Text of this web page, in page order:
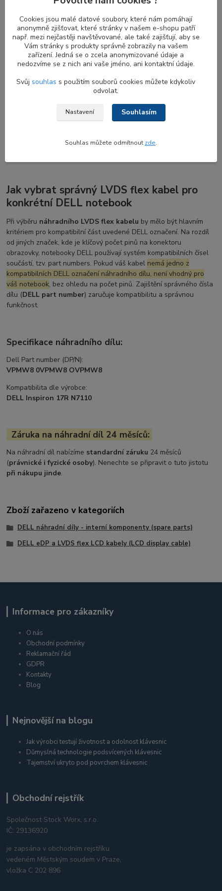
Různé typy flex kabelu pro rozdílné
varianty DELL displaye
Různé verzeLVDS (Low Voltage Differential Signaling)flex
kabelů jsou určeny pro konkrétní modely notebooků. Například
notebooky s dotykovou obrazovkou vyžadují jiný
obrazovky také určuje typ potřebnéhoLVDS kabelu
displej obvykle vyžaduje kabel s vyšší hustotou vestavěných
1366 x 768. Navíc notebooky s vestavěnými webkamerami mohou
Jak vybrat správný LVDS flex kabel pro
konkrétní DELL notebook
Při výběru náhradního LVDS flex kabelu by mělo být hlavním
kritériem pro kompatibilní část uvedené DELL označení. Na rozdíl
od jiných značek, kde je klíčový počet pinů na konektoru
obrazovky, notebooky DELL používají systém kompatibilních čísel
součástí, tzv. part numbers. Pokud váš kabel nemá jedno z
kompatibilních DELL označení náhradního dílu, není vhodný pro
váš notebook, bez ohledu na počet pinů. Zajištění správného čísla
dílu (DELL part number) zaručuje kompatibilitu a správnou
funkčnost.
Specifikace náhradního dílu:
Dell Part number (DP/N):
VPMW8 0VPMW8 OVPMW8
Kompatibilita dle výrobce:
DELL Inspiron 17R N7110
Záruka na náhradní díl 24 měsíců:
Na náhradní díl nabízíme standardní záruku 24 měsíců
(právnické i fyzické osoby). Nenechte se připravit o tuto jistotu
při nákupu jinde.
Zboží zařazeno v kategoriích
DELL náhradní díly - interní komponenty (spare parts)
DELL eDP a LVDS flex LCD kabely (LCD display cable)
Informace pro zákazníky
O nás
Obchodní podmínky
Reklamační řád
GDPR
Kontakty
Blog
Nejnovější na blogu
Jak výrobci testují životnost a odolnost klávesnic
Důmyslná technologie podsvícených klávesnic
Tajemství ukryto pod povrchem klávesnic
Obchodní rejstřík
Společnost Stock Worx, s.r.o.
IČ: 29136920
je zapsána v obchodním rejstříku
vedeném Městským soudem v Praze,
vložka C 202 896
Cookies jsou malé datové soubory, které nám pomáhají
anonymně zjišťovat, které stránky v našem e-shopu patří
např. mezi nejčastěji navštěvované, ale také zajišťují, aby se
Vám stránky s produkty správně zobrazily na vašem
zařízení. Jedná se o zcela anonymizované údaje a
nedozvíme se z nich ani vaše jméno, ani kontaktní údaje.
Svůj souhlas s použitím souborů cookies můžete kdykoliv
odvolat.
Nastavení Souhlasím
Souhlas můžete odmítnout zde.